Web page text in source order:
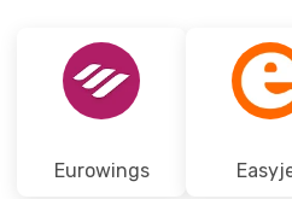
Eurowings